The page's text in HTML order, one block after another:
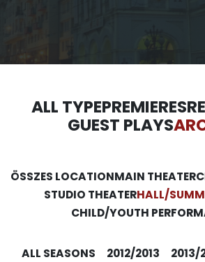
ALL TYPEPREMIERES
GUEST PLAYS
ÖSSZES LOCATIONMAIN THEATER
STUDIO THEATERHALL/
CHILD/YOUTH
ALL SEASONS 2012/2013 2013/